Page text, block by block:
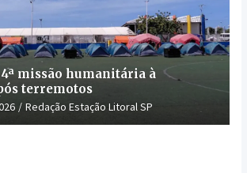
missão humanitária à
terremotos
Redação Estação Litoral SP